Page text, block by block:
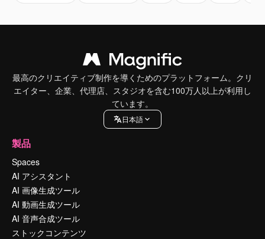
最高のクリエイティブ制作を導くためのプラットフォーム。クリ
エイター、企業、代理店、スタジオを含む100万人以上が利用し
ています。
日本語
製品
Spaces
AI アシスタント
AI 画像生成ツール
AI 動画生成ツール
AI 音声合成ツール
ストックコンテンツ